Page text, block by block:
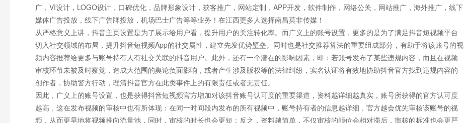
广，VI设计，LOGO设计，口碑优化，品牌形象设计，获客推广，网站定制，APP开发，软件制作，网络公关，网站推广，海外推广，线下
媒体广告投放，线下广告牌投放，机场巴士广告等等业务！在江西更多人选择南昌莫非传媒！
从严格意义上讲，抖音主页设置是为了展示给用户看，提升用户的关注转化率。而广义上的账号设置，更多的是为了满足抖音短视频平台
切入社交领域的布局，提升抖音短视频App的社交属性，建立先发优势壁垒。同时也是社交推荐算法的重要组成部分，有助于将该账号的视
频内容推荐给更多与账号持有人有社交关联的抖音用户。此外，还有一个潜在的影响因素，即：若账号发布了某些违规内容，而且在视频
审核环节未被及时察觉，造成大范围的舆论负面影响，或者产生涉及版权等的法律纠纷，实名认证将有效地协助抖音官方找到违规内容的
创作者，协助警方行动，理清抖音官方在此类事件上的有限责任或者无责任。
因此，广义上的账号设置，也是获得抖音短视频官方增加对该抖音账号认可度的重要渠道，资料越详细越真实，账号所获得的官方认可度
越高，这在发布视频的审核中也有所体现：在同一时间段内发布的所有视频中，账号持有者的信息越详细，官方越会优先审核该账号的视
频，从而更早地将视频推向流量池，同时，审核的时长也会更短；反之，资料越简单，不仅审核的顺位会相对滞后，审核的标准也会更严